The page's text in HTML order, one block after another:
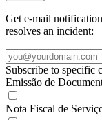
Get e-mail
resolves an incident:
Subscribe to specific
Emissão de
Nota Fiscal de